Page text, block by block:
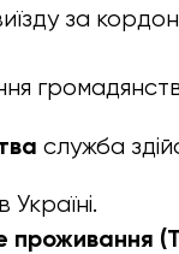
за
служба
проживання